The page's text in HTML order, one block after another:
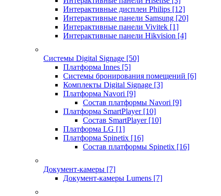
Интерактивные дисплеи Philips [12]
Интерактивные панели Samsung [20]
Интерактивные панели Vivitek [1]
Интерактивные панели Hikvision [4]
Системы Digital Signage [50]
Платформа Innes [5]
Системы бронирования помещений [6]
Комплекты Digital Signage [3]
Платформа Navori [9]
Состав платформы Navori [9]
Платформа SmartPlayer [10]
Состав SmartPlayer [10]
Платформа LG [1]
Платформа Spinetix [16]
Состав платформы Spinetix [16]
Документ-камеры [7]
Документ-камеры Lumens [7]